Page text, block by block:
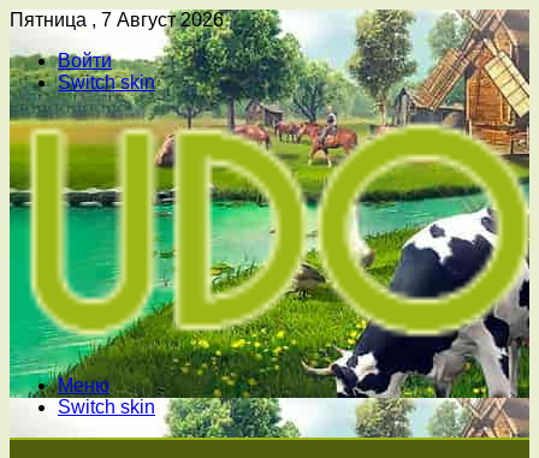
Пятница , 7 Август 2026
Войти
Switch skin
Меню
Switch skin